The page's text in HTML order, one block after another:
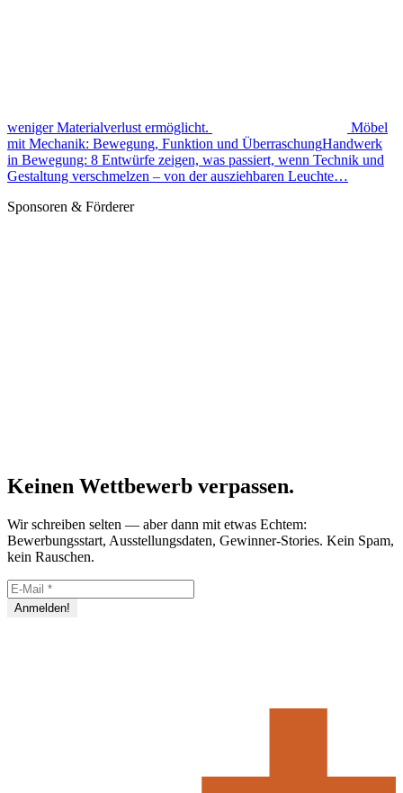
weniger Materialverlust ermöglicht.
Möbel
mit Mechanik: Bewegung, Funktion und ÜberraschungHandwerk
in Bewegung: 8 Entwürfe zeigen, was passiert, wenn Technik und
Gestaltung verschmelzen – von der ausziehbaren Leuchte…
Sponsoren & Förderer
Keinen Wettbewerb verpassen.
Wir schreiben selten — aber dann mit etwas Echtem:
Bewerbungsstart, Ausstellungsdaten, Gewinner-Stories. Kein Spam,
kein Rauschen.